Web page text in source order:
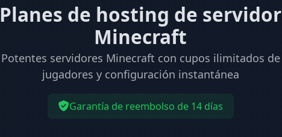
Planes de hosting de servidor
Minecraft
Potentes servidores Minecraft con cupos ilimitados de
jugadores y configuración instantánea
Garantía de reembolso de 14 días